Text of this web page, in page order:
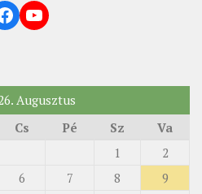
YouTube
Augusztus
Cs Pé Sz Va
1
2
6 7 8
9